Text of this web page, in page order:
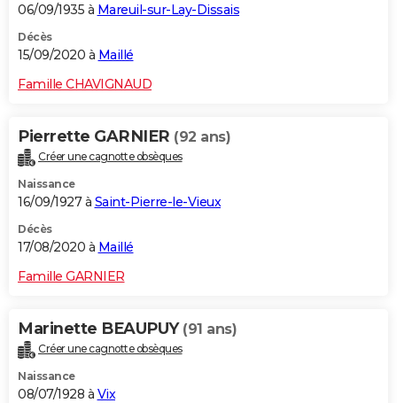
06/09/1935 à Mareuil-sur-Lay-Dissais
Décès
15/09/2020 à Maillé
Famille CHAVIGNAUD
Pierrette GARNIER (92 ans)
Créer une cagnotte obsèques
Naissance
16/09/1927 à Saint-Pierre-le-Vieux
Décès
17/08/2020 à Maillé
Famille GARNIER
Marinette BEAUPUY (91 ans)
Créer une cagnotte obsèques
Naissance
08/07/1928 à Vix